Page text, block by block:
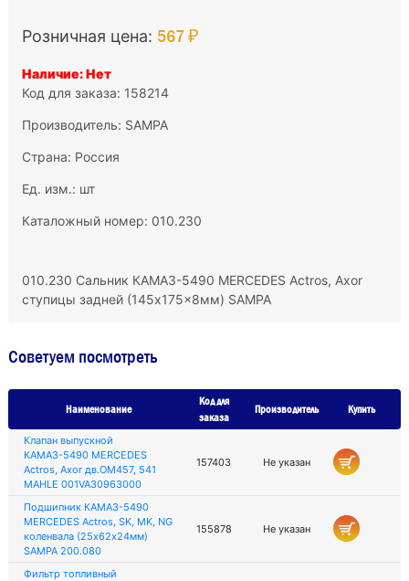
Розничная цена: 567 ₽
Наличие: Нет
Код для заказа: 158214
Производитель: SAMPA
Страна: Россия
Ед. изм.: шт
Каталожный номер: 010.230
010.230 Сальник КАМАЗ-5490 MERCEDES Actros, Axor
ступицы задней (145x175x8мм) SAMPA
Советуем посмотреть
Наименование
Код для
заказа
Производитель Купить
Клапан выпускной
КАМАЗ-5490 MERCEDES
Actros, Axor дв.OM457, 541
MAHLE 001VA30963000
157403 Не указан
Подшипник КАМАЗ-5490
MERCEDES Actros, SK, MK, NG
коленвала (25х62х24мм)
SAMPA 200.080
155878 Не указан
Фильтр топливный